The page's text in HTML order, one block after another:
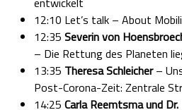
12:10 Let’s talk – About
12:35 Severin von
– Die Rettung des Planeten
13:35 Theresa Schleicher–
Post-Corona-Zeit: Zentrale
14:25 Carla Reemtsma und